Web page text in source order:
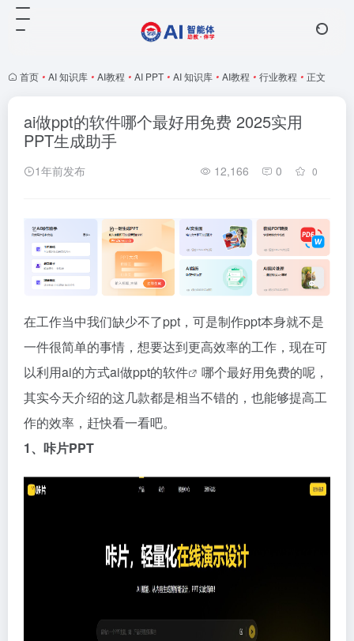
首页 • AI 知识库 • AI教程 • AI PPT • AI 知识库 • AI教程 • 行业教程 • 正文
ai做ppt的软件哪个最好用免费 2025实用
PPT生成助手
1年前发布 12,166 0 0
在工作当中我们缺少不了ppt，可是制作ppt本身就不是
一件很简单的事情，想要达到更高效率的工作，现在可
以利用ai的方式ai做ppt的软件
哪个最好用免费的呢，
其实今天介绍的这几款都是相当不错的，也能够提高工
作的效率，赶快看一看吧。
1、咔片PPT